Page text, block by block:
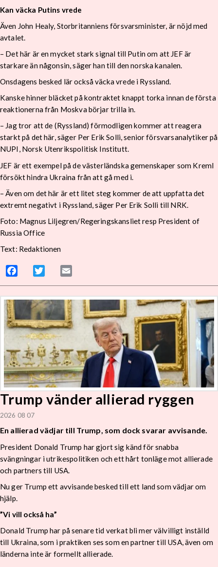
Kan väcka Putins vrede
Även John Healy, Storbritanniens försvarsminister, är nöjd med
avtalet.
– Det här är en mycket stark signal till Putin om att JEF är
starkare än någonsin, säger han till den norska kanalen.
Onsdagens besked lär också väcka vrede i Ryssland.
Kanske hinner bläcket på kontraktet knappt torka innan de första
reaktionerna från Moskva börjar trilla in.
– Jag tror att de (Ryssland) förmodligen kommer att reagera
starkt på det här, säger Per Erik Solli, senior försvarsanalytiker på
NUPI, Norsk Utenrikspolitisk Institutt.
JEF är ett exempel på de västerländska gemenskaper som Kreml
försökt hindra Ukraina från att gå med i.
– Även om det här är ett litet steg kommer de att uppfatta det
extremt negativt i Ryssland, säger Per Erik Solli till NRK.
Foto: Magnus Liljegren/Regeringskansliet resp President of
Russia Office
Text: Redaktionen
Facebook Twitter
Trump vänder allierad ryggen
2026 08 07
En allierad vädjar till Trump, som dock svarar avvisande.
President Donald Trump har gjort sig känd för snabba
svängningar i utrikespolitiken och ett hårt tonläge mot allierade
och partners till USA.
Nu ger Trump ett avvisande besked till ett land som vädjar om
hjälp.
”Vi vill också ha”
Donald Trump har på senare tid verkat bli mer välvilligt inställd
till Ukraina, som i praktiken ses som en partner till USA, även om
länderna inte är formellt allierade.